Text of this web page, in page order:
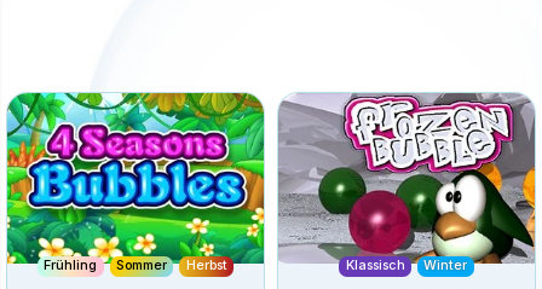
Frühling Sommer Herbst
4 Jahreszeiten Bubbles
Spiele
Klassisch Winter
Frozen Bubble
Spiele